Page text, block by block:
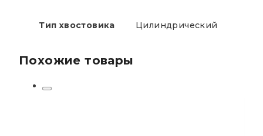
Тип хвостовика Цилиндрический
Похожие товары